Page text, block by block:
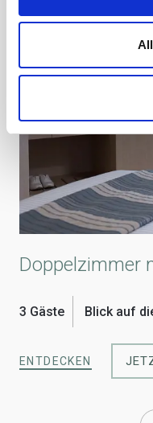
Doppelzimmer
3 Gäste Blick auf
ENTDECKEN